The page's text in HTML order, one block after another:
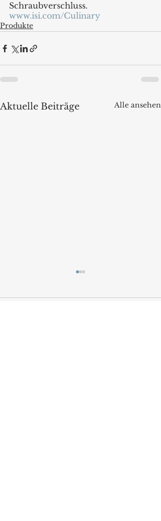
Schraubverschluss.
www.isi.com/Culinary
Produkte
Aktuelle Beiträge Alle ansehen